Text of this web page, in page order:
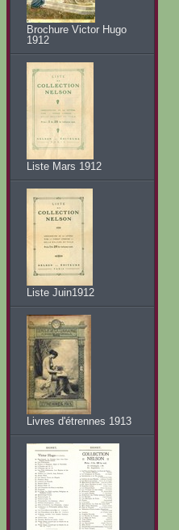
Brochure Victor Hugo
1912
Liste Mars 1912
Liste Juin1912
Livres d'étrennes 1913